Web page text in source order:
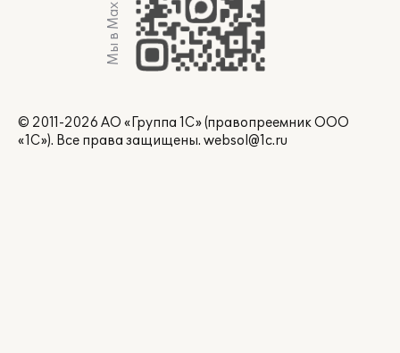
Мы в Max
© 2011-2026 АО «Группа 1С» (правопреемник ООО
«1С»). Все права защищены. websol@1c.ru